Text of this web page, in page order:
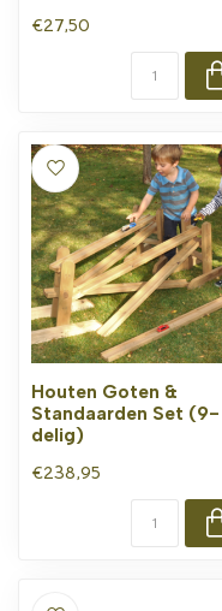
€27,50
Houten Goten &
Standaarden Set (9-
delig)
€238,95